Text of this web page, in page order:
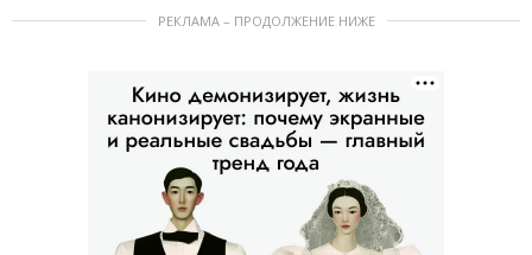
РЕКЛАМА – ПРОДОЛЖЕНИЕ НИЖЕ